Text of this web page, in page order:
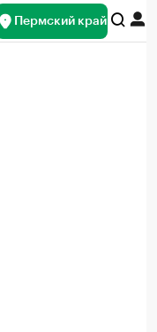
Пермский край